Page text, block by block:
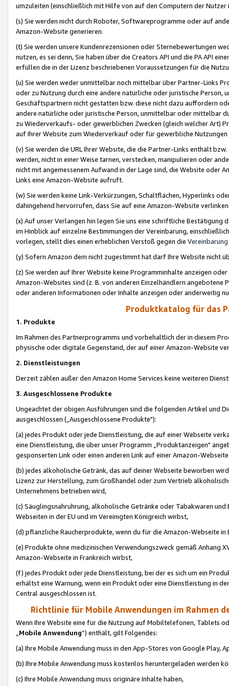
umzuleiten (einschließlich mit Hilfe von auf den Computern der
(s) Sie werden nicht durch Roboter, Softwareprogramme oder auf
Amazon-Website generieren.
(t) Sie werden unsere Kundenrezensionen oder Sternebewertungen
nutzen, es sei denn, Sie haben über die Creators API und die PA API
erfüllen die in der Lizenz beschriebenen Voraussetzungen für die
(u) Sie werden weder unmittelbar noch mittelbar über Partner-Links
oder zu Nutzung durch eine andere natürliche oder juristische
Geschäftspartnern nicht gestatten bzw. diese nicht dazu auffordern
andere natürliche oder juristische Person, unmittelbar oder mittelbar
zu Wiederverkaufs- oder gewerblichen Zwecken (gleich welcher Art)
auf Ihrer Website zum Wiederverkauf oder für gewerbliche
(v) Sie werden die URL Ihrer Website, die die Partner-Links enthält
werden, nicht in einer Weise tarnen, verstecken, manipulieren oder
nicht mit angemessenem Aufwand in der Lage sind, die Website oder
Links eine Amazon-Website aufruft.
(w) Sie werden keine Link-Verkürzungen, Schaltflächen, Hyperlinks
dahingehend hervorrufen, dass Sie auf eine Amazon-Website
(x) Auf unser Verlangen hin legen Sie uns eine schriftliche
im Hinblick auf einzelne Bestimmungen der Vereinbarung,
vorlegen, stellt dies einen erheblichen Verstoß gegen die Vereinbarung
(y) Sofern Amazon dem nicht zugestimmt hat darf Ihre Website nicht
(z) Sie werden auf Ihrer Website keine Programminhalte anzeigen
Amazon-Websites sind (z. B. von anderen Einzelhändlern
oder anderen Informationen oder Inhalte anzeigen oder anderweitig
Produktkatalog für das
1. Produkte
Im Rahmen des Partnerprogramms und vorbehaltlich der in diesem
physische oder digitale Gegenstand, der auf einer Amazon-Website
2. Dienstleistungen
Derzeit zählen außer den Amazon Home Services keine weiteren
3. Ausgeschlossene Produkte
Ungeachtet der obigen Ausführungen sind die folgenden Artikel und
ausgeschlossen („Ausgeschlossene Produkte"):
(a) jedes Produkt oder jede Dienstleistung, die auf einer Webseite
eine Dienstleistung, die über unser Programm „Produktanzeigen"
gesponserten Link oder einen anderen Link auf einer Amazon-
(b) jedes alkoholische Getränk, das auf deiner Webseite beworben
Lizenz zur Herstellung, zum Großhandel oder zum Vertrieb
Unternehmens betrieben wird,
(c) Säuglingsnahruhrung, alkoholische Getränke oder Tabakwaren
Webseiten in der EU und im Vereinigten Königreich wirbst,
(d) pflanzliche Raucherprodukte, wenn du für die Amazon-Webseite in
(e) Produkte ohne medizinischen Verwendungszweck gemäß Anhang
Amazon-Webseite in Frankreich wirbst,
(f) jedes Produkt oder jede Dienstleistung, bei der es sich um ein
erhältst eine Warnung, wenn ein Produkt oder eine Dienstleistung in
Central ausgeschlossen ist.
Richtlinie für Mobile Anwendungen im Rahmen
Wenn Ihre Website eine für die Nutzung auf Mobiltelefonen, Tablets
„Mobile Anwendung“) enthält, gilt Folgendes:
(a) Ihre Mobile Anwendung muss in den App-Stores von Google Play,
(b) Ihre Mobile Anwendung muss kostenlos heruntergeladen werden
(c) Ihre Mobile Anwendung muss originäre Inhalte haben,